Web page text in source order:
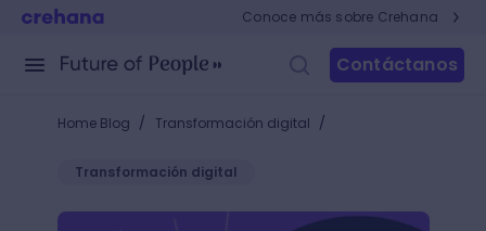
Conoce más sobre Crehana
Contáctanos
Home Blog / Transformación digital /
Transformación digital
Guía para hacer una estrategia multimarca: